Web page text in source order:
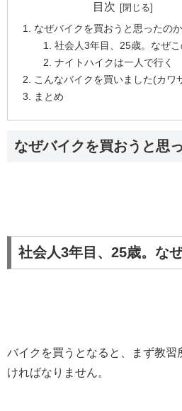
目次
なぜバイクを買おうと思ったのか
社会人3年目、25歳。なぜこ
ナイトハイクは一人で行く
こんなバイクを買いました(カワ
まとめ
なぜバイクを買おうと思
社会人3年目、25歳。な
バイクを買うとなると、まず教習
ければなりません。